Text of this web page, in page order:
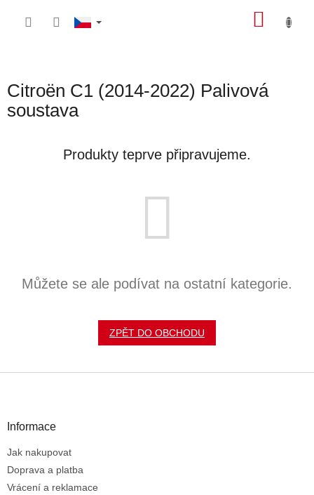
Citroën C1 (2014-2022) Palivová
soustava
Produkty teprve připravujeme.
Můžete se ale podívat na ostatní kategorie.
ZPĚT DO OBCHODU
Informace
Jak nakupovat
Doprava a platba
Vrácení a reklamace